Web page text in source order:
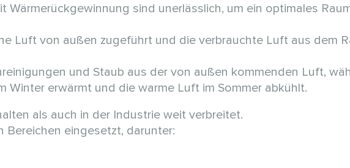
sind unerlässlich, um ein optimales
Luft von außen zugeführt und die verbrauchte Luft aus dem
und Staub aus der von außen kommenden Luft,
Winter erwärmt und die warme Luft im Sommer abkühlt.
als auch in der Industrie weit verbreitet.
Bereichen eingesetzt, darunter: